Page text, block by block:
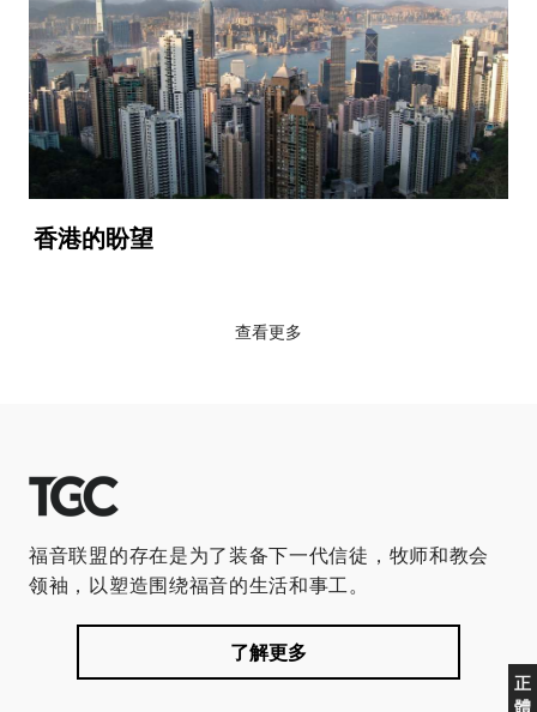
香港的盼望
查看更多
正
體
福音联盟的存在是为了装备下一代信徒，牧师和教会
领袖，以塑造围绕福音的生活和事工。
了解更多